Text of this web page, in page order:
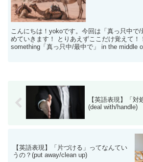
こんにちは！yokoです。今回は「真っ只中で/
めていきます！ とりあえずここだけ覚えて！
something「真っ只中/最中で」 in the middle
【英語表現】「
(deal with/handle)
【英語表現】「片づける」ってなんてい
うの？(put away/clean up)